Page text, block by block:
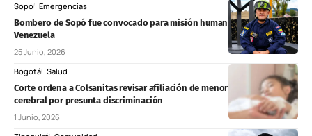
Sopó Emergencias
Bombero de Sopó fue convocado para misión humanitaria en
Venezuela
25 Junio, 2026
Bogotá Salud
Corte ordena a Colsanitas revisar afiliación de menor con cáncer
cerebral por presunta discriminación
1 Junio, 2026